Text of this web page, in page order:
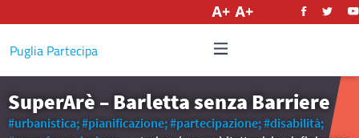
Puglia Partecipa
SuperArè – Barletta senza Barriere
#urbanistica;#pianificazione;#partecipazione;#disabilità;